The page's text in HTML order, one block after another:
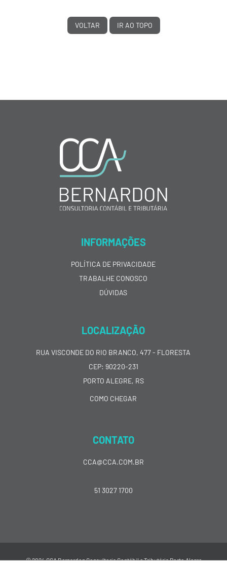
VOLTAR IR AO TOPO
INFORMAÇÕES
POLÍTICA DE PRIVACIDADE
TRABALHE CONOSCO
DÚVIDAS
LOCALIZAÇÃO
RUA VISCONDE DO RIO BRANCO, 477 - FLORESTA
CEP: 90220-231
PORTO ALEGRE, RS
COMO CHEGAR
CONTATO
CCA@CCA.COM.BR
51 3027 1700
© 2024 CCA Bernardon Consultoria Contábil e Tributária Porto Alegre